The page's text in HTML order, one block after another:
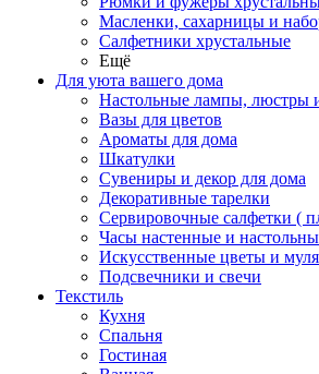
Масленки, сахарницы и
Салфетники хрустальные
Ещё
Для уюта вашего дома
Настольные лампы, люстры
Вазы для цветов
Ароматы для дома
Шкатулки
Сувениры и декор для дома
Декоративные тарелки
Сервировочные салфетки (
Часы настенные и
Искусственные цветы и
Подсвечники и свечи
Текстиль
Кухня
Спальня
Гостиная